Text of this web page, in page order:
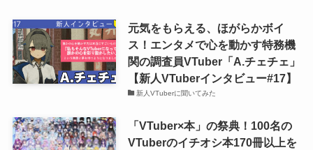
元気をもらえる、ほがらかボイ
ス！エンタメで心を動かす特務機
関の調査員VTuber「A.チェチェ」
【新人VTuberインタビュー#17】
新人VTuberに聞いてみた
「VTuber×本」の祭典！100名の
VTuberのイチオシ本170冊以上を